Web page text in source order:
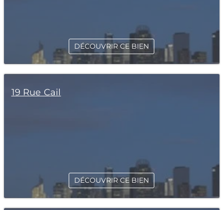
DÉCOUVRIR CE BIEN
19 Rue Cail
DÉCOUVRIR CE BIEN